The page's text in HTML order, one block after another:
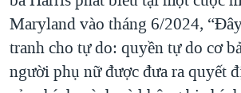
Maryland vào tháng 6/2024,
tranh cho tự do: quyền tự do cơ
người phụ nữ được đưa ra quyết